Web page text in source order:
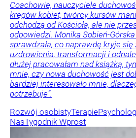
Coachowie, nauczyciele
kręgów kobiet, twórcy kursów
odchodzą od Kościoła, ale nie
odpowiedzi. Monika Sobień-
sprawdzała, co naprawdę kryje
uzdrowienia, transformacji i
dłużej pracowałam nad książką,
mnie, czy nowa duchowość jest
bardziej interesowało mnie,
potrzebuje”.
Rozwój osobistyTerapie
NasTygodnik Wprost